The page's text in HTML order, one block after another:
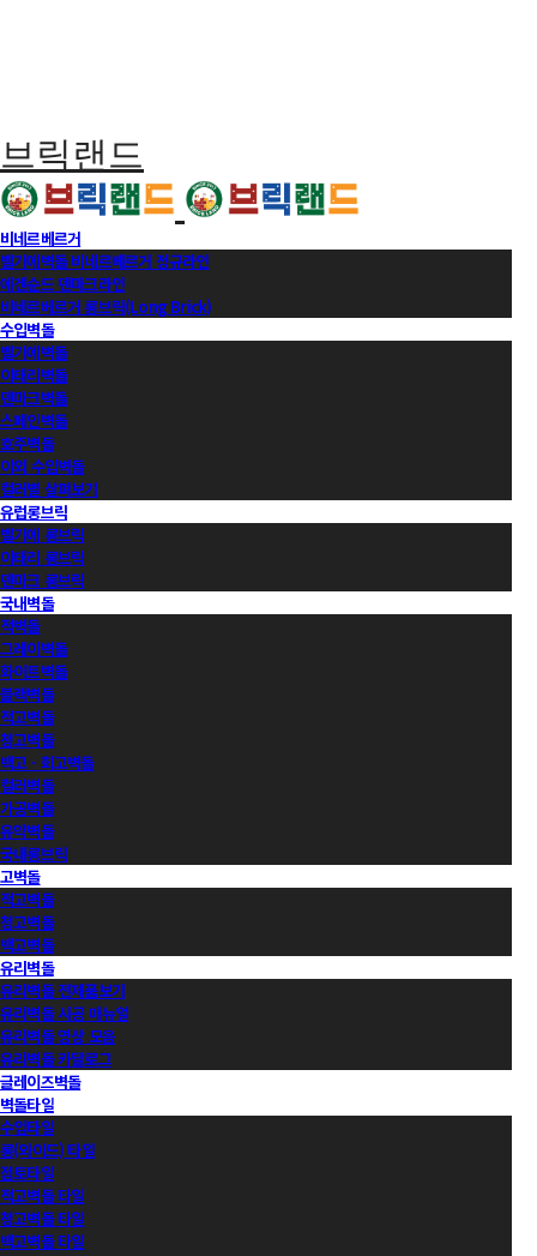
브릭랜드
비네르베르거
벨기에벽돌 비네르베르거 정규라인
에겐순드 덴마크라인
비네르베르거 롱브릭(Long Brick)
수입벽돌
벨기에벽돌
이태리벽돌
덴마크벽돌
스페인벽돌
호주벽돌
이외 수입벽돌
컬러별 살펴보기
유럽롱브릭
벨기에 롱브릭
이태리 롱브릭
덴마크 롱브릭
국내벽돌
적벽돌
그레이벽돌
화이트벽돌
블랙벽돌
적고벽돌
청고벽돌
백고ㆍ회고벽돌
컬러벽돌
가공벽돌
유약벽돌
국내롱브릭
고벽돌
적고벽돌
청고벽돌
백고벽돌
유리벽돌
유리벽돌 전제품보기
유리벽돌 시공 매뉴얼
유리벽돌 영상 모음
유리벽돌 카달로그
글레이즈벽돌
벽돌타일
수입타일
롱(와이드) 타일
점토타일
적고벽돌 타일
청고벽돌 타일
백고벽돌 타일